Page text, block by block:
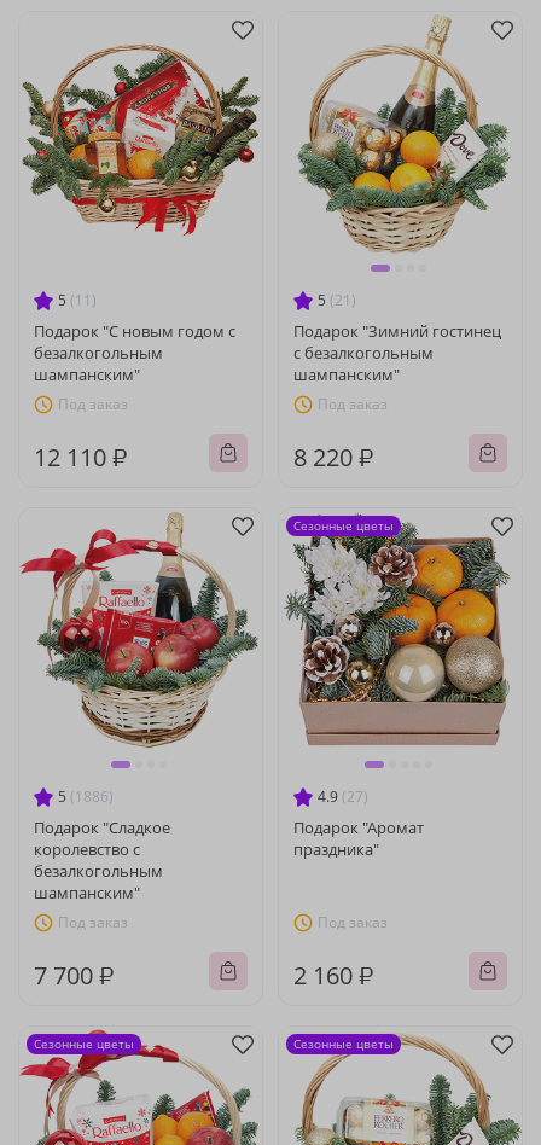
5 (11)
Подарок "С новым годом с
безалкогольным
шампанским"
Под заказ
12 110 ₽
5 (21)
Подарок "Зимний гостинец
с безалкогольным
шампанским"
Под заказ
8 220 ₽
5 (1886)
Подарок "Сладкое
королевство с
безалкогольным
шампанским"
Под заказ
7 700 ₽
4.9 (27)
Подарок "Аромат
праздника"
Под заказ
2 160 ₽
Сезонные цветы
Сезонные цветы Сезонные цветы